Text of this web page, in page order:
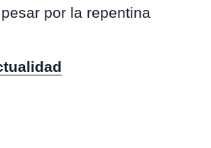
por la repentina